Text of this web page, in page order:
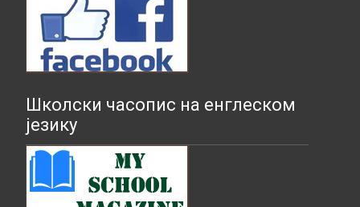
Школски часопис на енглеском
језику